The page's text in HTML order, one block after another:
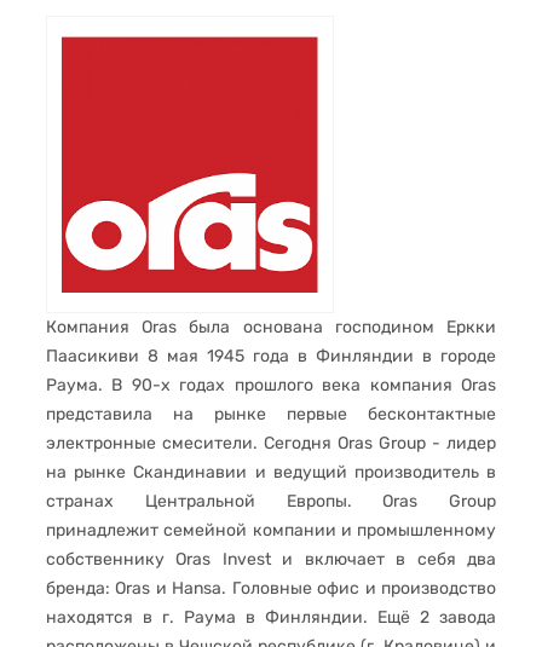
Компания Oras была основана господином Еркки
Паасикиви 8 мая 1945 года в Финляндии в городе
Раума. В 90-х годах прошлого века компания Oras
представила на рынке первые бесконтактные
электронные смесители. Сегодня Oras Group - лидер
на рынке Скандинавии и ведущий производитель в
странах Центральной Европы. Oras Group
принадлежит семейной компании и промышленному
собственнику Oras Invest и включает в себя два
бренда: Oras и Hansa. Головные офис и производство
находятся в г. Раума в Финляндии. Ещё 2 завода